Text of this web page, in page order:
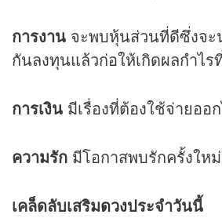
การงาน จะพบหุ้นส่วนที่ดีซึ่งจะ
กันลงทุนแล้วก่อให้เกิดผลกำไร
การเงิน มีเรื่องที่ต้องใช้จ่ายอ
ความรัก มีโอกาสพบรักครั้งให
เคล็ดลับเสริมดวงประจำวันนี้